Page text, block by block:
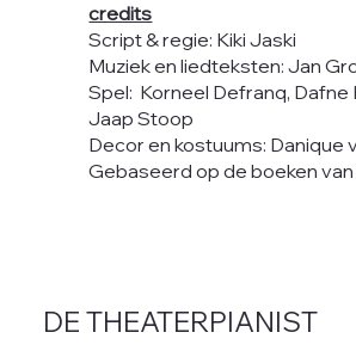
DE THEATERPIANIST
credits
Script & regie: Kiki Jaski
Muziek en liedteksten: Jan
Spel: Korneel Defranq,
Jaap Stoop
Decor en kostuums: Danique
Gebaseerd op de boeken